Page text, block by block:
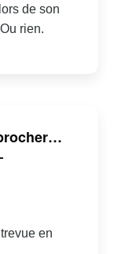
de son
rien.
en